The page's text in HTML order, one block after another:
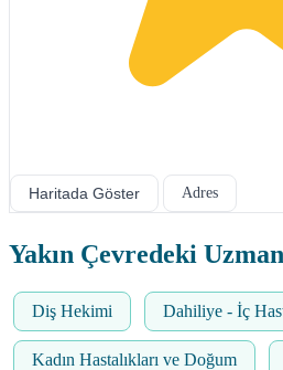
Haritada Göster Adres
Yakın Çevredeki
Diş Hekimi Dahiliye - İç
Kadın Hastalıkları ve Doğum